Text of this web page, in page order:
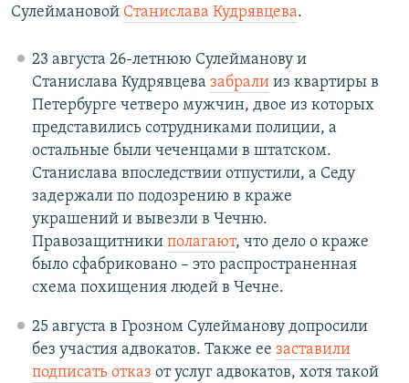
Сулеймановой Станислава Кудрявцева.
23 августа 26-летнюю Сулейманову и
Станислава Кудрявцева забралииз квартиры в
Петербурге четверо мужчин, двое из которых
представились сотрудниками полиции, а
остальные были чеченцами в штатском.
Станислава впоследствии отпустили, а Седу
задержали по подозрению в краже
украшений и вывезли в Чечню.
Правозащитники полагают, что дело о краже
было сфабриковано – это распространенная
схема похищения людей в Чечне.
25 августа в Грозном Сулейманову допросили
без участия адвокатов. Также ее заставили
подписать отказ от услуг адвокатов, хотя такой